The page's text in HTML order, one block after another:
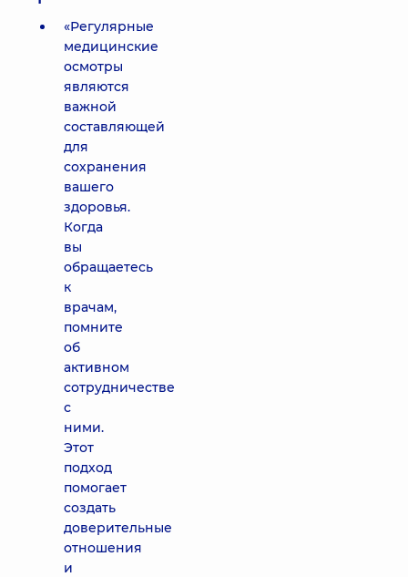
«Регулярные
медицинские
осмотры
являются
важной
составляющей
для
сохранения
вашего
здоровья.
Когда
вы
обращаетесь
к
врачам,
помните
об
активном
сотрудничестве
с
ними.
Этот
подход
помогает
создать
доверительные
отношения
и